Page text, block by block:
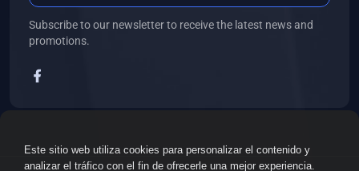
Este sitio web utiliza cookies para personalizar el contenido y
analizar el tráfico con el fin de ofrecerle una mejor experiencia.
Subscribe to our newsletter to receive the latest news and
promotions.